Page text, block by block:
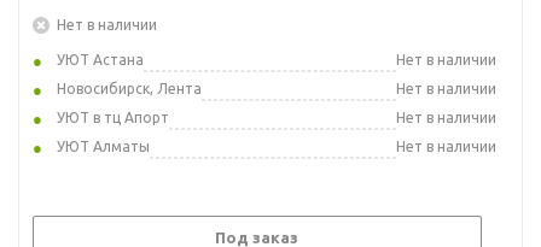
Нет в наличии
УЮТ Астана
Нет в наличии
Новосибирск, Лента
Нет в наличии
УЮТ в тц Апорт
Нет в наличии
УЮТ Алматы
Нет в наличии
Под заказ